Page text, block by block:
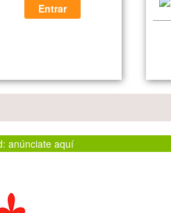
Entrar
anúnciate aquí